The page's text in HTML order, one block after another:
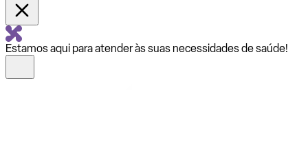
Estamos aqui para atender às suas necessidades de saúde!